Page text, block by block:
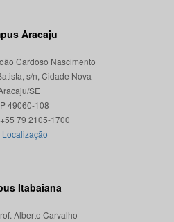
Aracaju
Cardoso Nascimento
s/n, Cidade Nova
SE
49060-108
Localização
Itabaiana
Alberto Carvalho